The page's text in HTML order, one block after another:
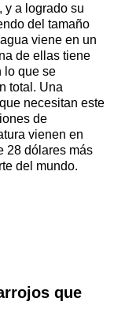
, y a logrado su
del tamaño
viene en un
de ellas tiene
lo que se
total. Una
necesitan este
de
vienen en
28 dólares más
del mundo.
que